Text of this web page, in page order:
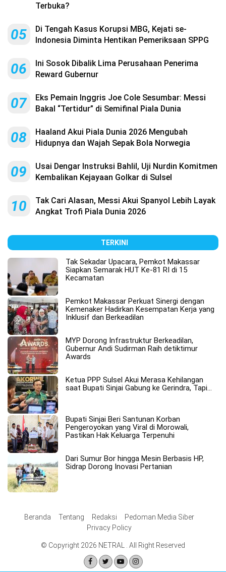
Terbuka?
05
Di Tengah Kasus Korupsi MBG, Kejati se-
Indonesia Diminta Hentikan Pemeriksaan SPPG
06
Ini Sosok Dibalik Lima Perusahaan Penerima
Reward Gubernur
07
Eks Pemain Inggris Joe Cole Sesumbar: Messi
Bakal “Tertidur” di Semifinal Piala Dunia
08
Haaland Akui Piala Dunia 2026 Mengubah
Hidupnya dan Wajah Sepak Bola Norwegia
09
Usai Dengar Instruksi Bahlil, Uji Nurdin Komitmen
Kembalikan Kejayaan Golkar di Sulsel
10
Tak Cari Alasan, Messi Akui Spanyol Lebih Layak
Angkat Trofi Piala Dunia 2026
TERKINI
Tak Sekadar Upacara, Pemkot Makassar
Siapkan Semarak HUT Ke-81 RI di 15
Kecamatan
Pemkot Makassar Perkuat Sinergi dengan
Kemenaker Hadirkan Kesempatan Kerja yang
Inklusif dan Berkeadilan
MYP Dorong Infrastruktur Berkeadilan,
Gubernur Andi Sudirman Raih detiktimur
Awards
Ketua PPP Sulsel Akui Merasa Kehilangan
saat Bupati Sinjai Gabung ke Gerindra, Tapi…
Bupati Sinjai Beri Santunan Korban
Pengeroyokan yang Viral di Morowali,
Pastikan Hak Keluarga Terpenuhi
Dari Sumur Bor hingga Mesin Berbasis HP,
Sidrap Dorong Inovasi Pertanian
Beranda Tentang Redaksi
Pedoman Media Siber
Privacy Policy
© Copyright 2026 NETRAL . All Right Reserved